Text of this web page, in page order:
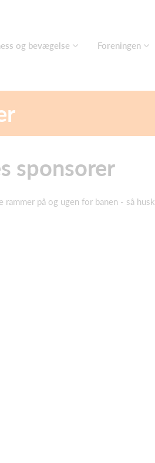
og bevægelse Foreningen
sponsorer
på og ugen for banen - så husk